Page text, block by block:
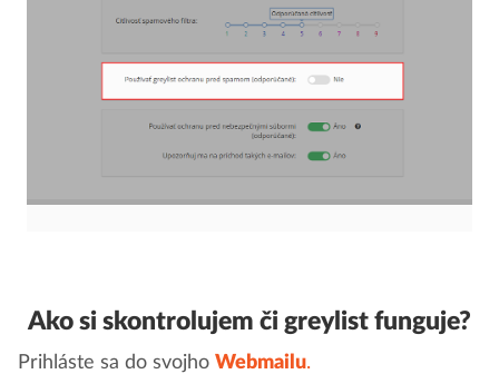
Ako si skontrolujem či greylist funguje?
Prihláste sa do svojho Webmailu.